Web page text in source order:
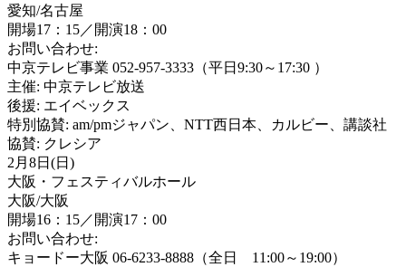
愛知/名古屋
開場17：15／開演18：00
お問い合わせ:
中京テレビ事業 052-957-3333（平日9:30～17:30 ）
主催: 中京テレビ放送
後援: エイベックス
特別協賛: am/pmジャパン、NTT西日本、カルビー、講談社
協賛: クレシア
2月8日(日)
大阪・フェスティバルホール
大阪/大阪
開場16：15／開演17：00
お問い合わせ:
キョードー大阪 06-6233-8888（全日 11:00～19:00）